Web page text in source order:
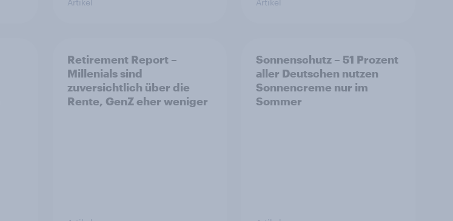
Artikel Artikel
Retirement Report –
Millenials sind
zuversichtlich über die
Rente, GenZ eher weniger
Sonnenschutz – 51 Prozent
aller Deutschen nutzen
Sonnencreme nur im
Sommer